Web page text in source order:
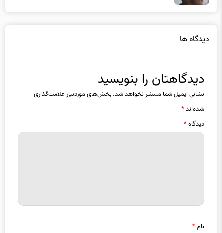
دیدگاه ها
دیدگاهتان را بنویسید
نشانی ایمیل شما منتشر نخواهد شد. بخش‌های موردنیاز علامت‌گذاری
شده‌اند*
دیدگاه*
نام*